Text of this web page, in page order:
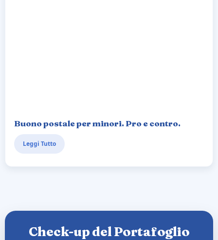
Buono postale per minori. Pro e contro.
Leggi Tutto
Check-up del Portafoglio